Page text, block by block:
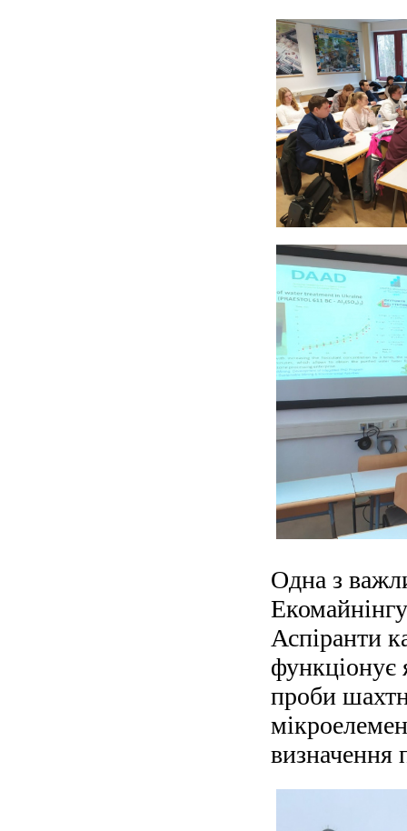
Одна з
Аспіранти
функціонує
проби
визначення